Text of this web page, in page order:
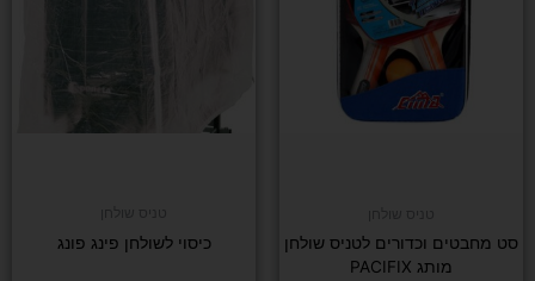
סט מחבטים וכדורים לטניס שולחן
מותג PACIFIX
כיסוי לשולחן פינג פונג